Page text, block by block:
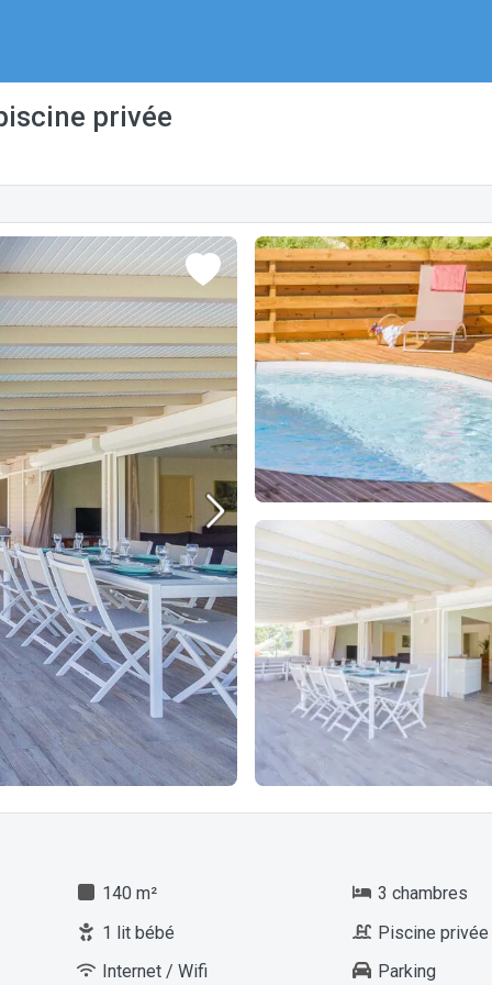
privée
140 m²
3 chambres
1 lit bébé
Piscine privée
Internet / Wifi
Parking